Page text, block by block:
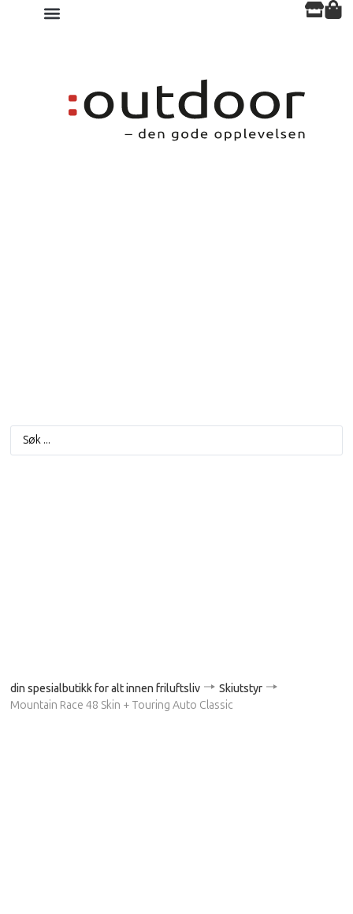
din spesialbutikk for alt innen friluftsliv
Skiutstyr
Mountain Race 48 Skin + Touring Auto Classic